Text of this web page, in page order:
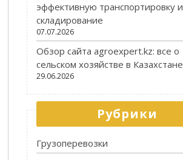
эффективную транспортировку и
складирование
07.07.2026
Обзор сайта agroexpert.kz: все о
сельском хозяйстве в Казахстане
29.06.2026
Рубрики
Грузоперевозки